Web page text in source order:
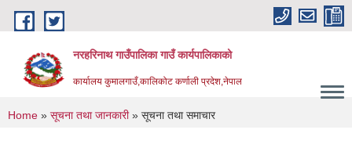
Skip to main content
नरहरिनाथ गाउँपालिका गाउँ कार्यपालिकाको
कार्यालय कुमालगाउँ,कालिकोट कर्णाली प्रदेश,नेपाल
You are here
Home » सूचना तथा जानकारी» सूचना तथा समाचार